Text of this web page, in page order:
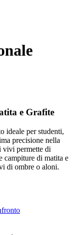
e Grafite
ideale per studenti,
precisione nella
vivi permette di
campiture di matita e
di ombre o aloni.